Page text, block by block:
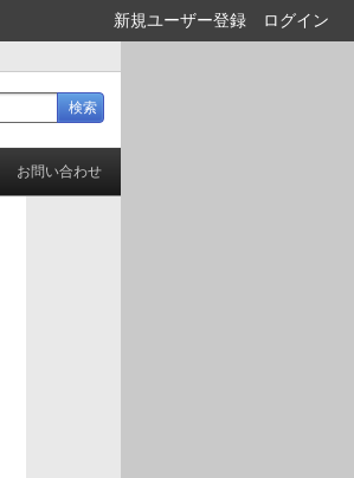
新規ユーザー登録 ログイン
お問い合わせ